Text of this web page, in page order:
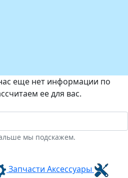
еще нет информации по
ее для вас.
мы подскажем.
Запчасти Аксессуары